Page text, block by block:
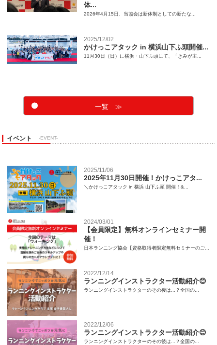
体...
2026年4月15日、当協会は新体制としての新たな...
2025/12/02
かけっこアタック in 横浜山下ふ頭開催...
11月30日（日）に横浜・山下ふ頭にて、「きみが主...
一覧 ≫
イベント -EVENT-
2025/11/06
2025年11月30日開催！かけっこアタ...
＼かけっこアタック in 横浜 山下ふ頭 開催！&...
2024/03/01
【会員限定】無料オンラインセミナー開
催！
日本ランニング協会【資格取得者限定無料セミナーのご...
2022/12/14
ランニングインストラクター活動紹介😊
ランニングインストラクターのその後は...？全国の...
2022/12/06
ランニングインストラクター活動紹介😊
ランニングインストラクターのその後は...？全国の...